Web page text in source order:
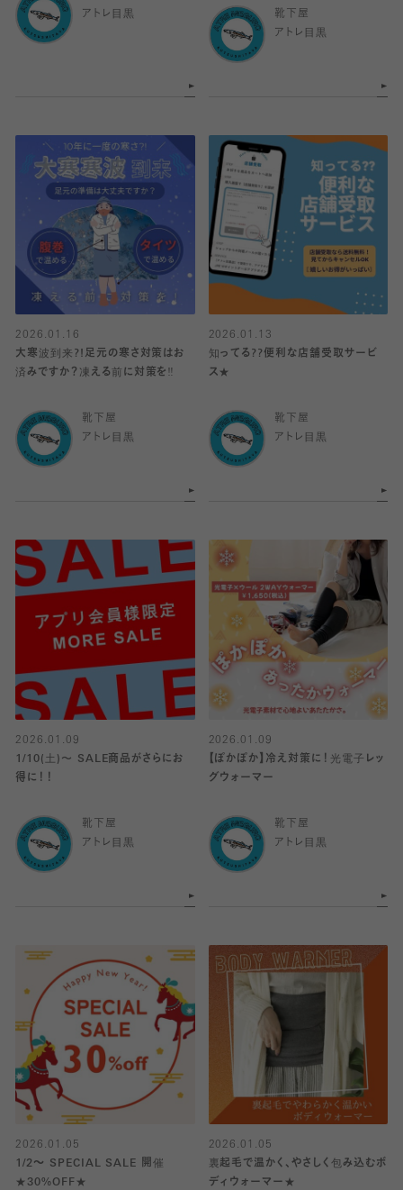
アトレ目黒
靴下屋
アトレ目黒
2026.01.16
大寒波到来?!足元の寒さ対策はお
済みですか？凍える前に対策を‼️
靴下屋
アトレ目黒
2026.01.13
知ってる??便利な店舗受取サービ
ス★
靴下屋
アトレ目黒
2026.01.09
1/10(土)〜 SALE商品がさらにお
得に！！
靴下屋
アトレ目黒
2026.01.09
【ぽかぽか】冷え対策に！光電子レッ
グウォーマー
靴下屋
アトレ目黒
2026.01.05
1/2～ SPECIAL SALE 開催
★30%OFF★
2026.01.05
裏起毛で温かく、やさしく包み込むボ
ディウォーマー★